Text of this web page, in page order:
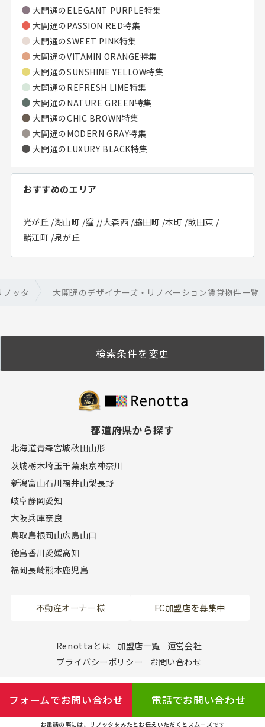
大開通のELEGANT PURPLE特集
大開通のPASSION RED特集
大開通のSWEET PINK特集
大開通のVITAMIN ORANGE特集
大開通のSUNSHINE YELLOW特集
大開通のREFRESH LIME特集
大開通のNATURE GREEN特集
大開通のCHIC BROWN特集
大開通のMODERN GRAY特集
大開通のLUXURY BLACK特集
おすすめのエリア
光が丘 /湖山町 /窪 //大森西 /脇田町 /本町 /畝田東 /
諸江町 /泉が丘
ッタ 大開通のデザイナーズ・リノベーション賃貸物件一覧
検索条件を変更
都道府県から探す
北海道青森宮城秋田山形
茨城栃木埼玉千葉東京神奈川
新潟富山石川福井山梨長野
岐阜静岡愛知
大阪兵庫奈良
鳥取島根岡山広島山口
徳島香川愛媛高知
福岡長崎熊本鹿児島
不動産オーナー様 FC加盟店を募集中
Renottaとは 加盟店一覧
運営会社
プライバシーポリシー
お問い合わせ
フォームでお問い合わせ 電話でお問い合わせ
お電話の際には、リノッタをみたとお伝えいただくとスムーズです